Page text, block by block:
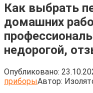
Как выбрать
домашних
недорогой,
Опубликовано:
приборыАвтор: